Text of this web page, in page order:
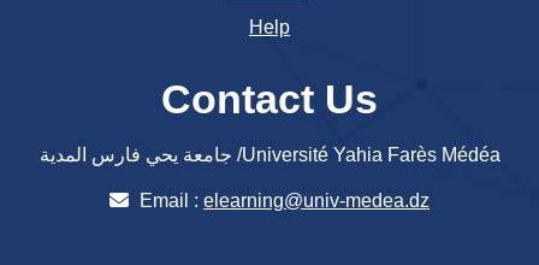
Help
Contact Us
جامعة يحي فارس المدية /Université Yahia Farès Médéa
Email : elearning@univ-medea.dz